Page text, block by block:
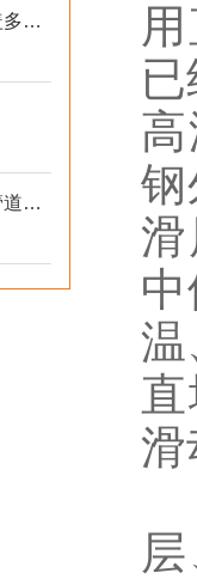
日照聚氨酯保温管的生产工艺涵盖多个环节
济南聚氨酯保温管：高效节能的管道保温材料
温